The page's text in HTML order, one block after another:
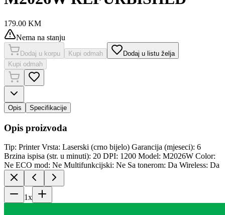
179.00 KM
Nema na stanju
Dodaj u korpu Kupi odmah
Dodaj u listu želja
Kupi odmah
Opis Specifikacije
Opis proizvoda
Tip: Printer Vrsta: Laserski (crno bijelo) Garancija (mjeseci): 6
Brzina ispisa (str. u minuti): 20 DPI: 1200 Model: M2026W Color:
Ne ECO mod: Ne Multifunkcijski: Ne Sa tonerom: Da Wireless: Da
1x